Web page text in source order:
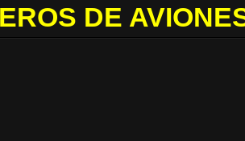
DE